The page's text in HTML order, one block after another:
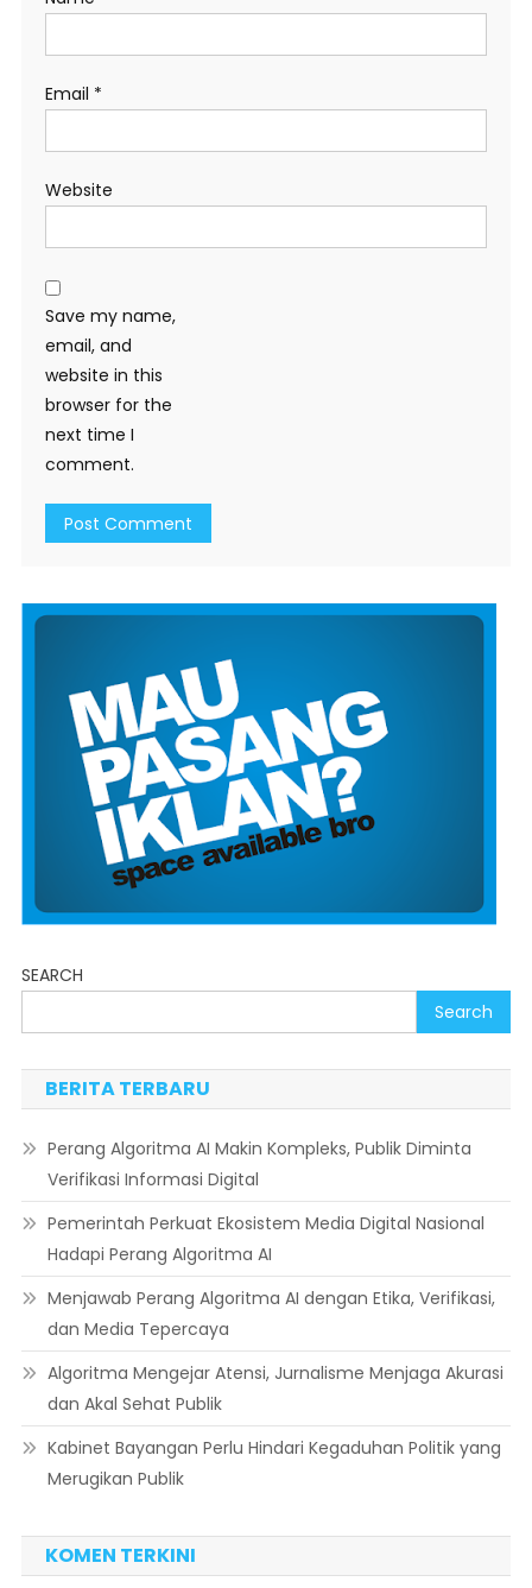
Email *
Website
Save my name,
email, and
website in this
browser for the
next time I
comment.
SEARCH
Search
BERITA TERBARU
Perang Algoritma AI Makin Kompleks, Publik Diminta
Verifikasi Informasi Digital
Pemerintah Perkuat Ekosistem Media Digital Nasional
Hadapi Perang Algoritma AI
Menjawab Perang Algoritma AI dengan Etika, Verifikasi,
dan Media Tepercaya
Algoritma Mengejar Atensi, Jurnalisme Menjaga Akurasi
dan Akal Sehat Publik
Kabinet Bayangan Perlu Hindari Kegaduhan Politik yang
Merugikan Publik
KOMEN TERKINI